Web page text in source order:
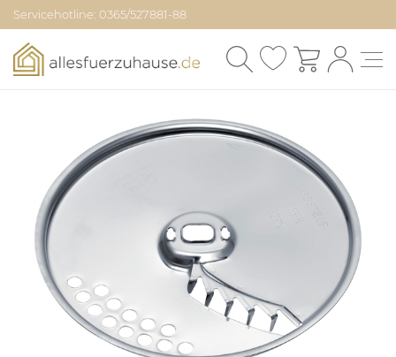
Servicehotline: 0365/527881-88